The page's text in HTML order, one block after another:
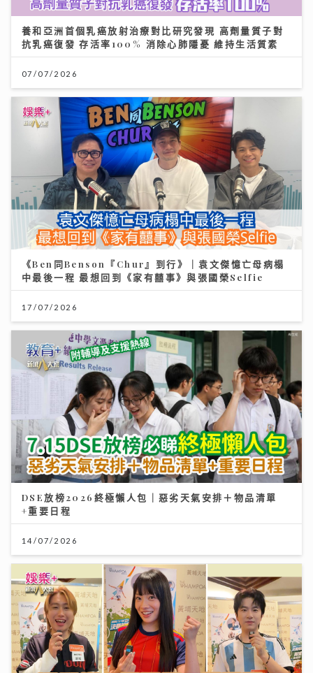
養和亞洲首個乳癌放射治療對比研究發現 高劑量質子對
抗乳癌復發 存活率100% 消除心肺隱憂 維持生活質素
07/07/2026
《Ben同Benson『Chur』到行》｜袁文傑憶亡母病榻
中最後一程 最想回到《家有囍事》與張國榮Selfie
17/07/2026
DSE放榜2026終極懶人包｜惡劣天氣安排＋物品清單
+重要日程
14/07/2026